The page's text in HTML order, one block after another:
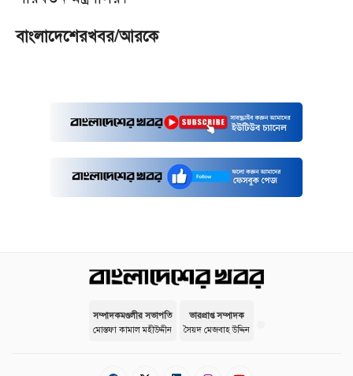
বাংলাদেশেরখবর/আরকে
সম্পাদকমণ্ডলীর সভাপতি
মোস্তফা কামাল মহীউদ্দীন
ভারপ্রাপ্ত সম্পাদক
সৈয়দ মেজবাহ উদ্দিন